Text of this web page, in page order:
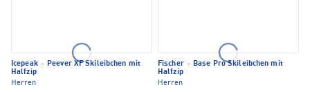
Icepeak · Peever XF Skileibchen mit
Halfzip
Herren
Fischer · Base Pro Skileibchen mit
Halfzip
Herren